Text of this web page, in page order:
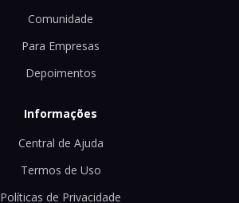
Comunidade
Para Empresas
Depoimentos
Informações
Central de Ajuda
Termos de Uso
Políticas de Privacidade